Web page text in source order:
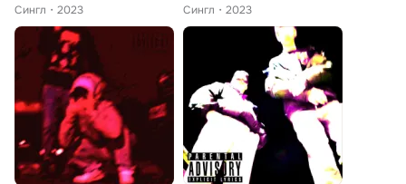
Сингл
2023
Сингл
2023